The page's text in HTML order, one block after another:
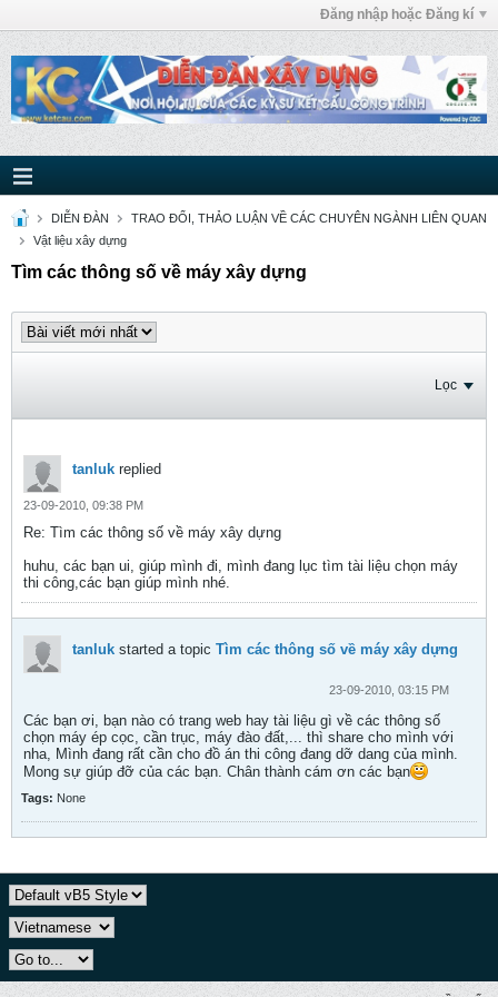
Đăng nhập hoặc Đăng kí
DIỄN ĐÀN
TRAO ĐỔI, THẢO LUẬN VỀ CÁC CHUYÊN NGÀNH LIÊN QUAN
Vật liệu xây dựng
Tìm các thông số về máy xây dựng
Lọc
tanluk replied
23-09-2010, 09:38 PM
Re: Tìm các thông số về máy xây dựng
huhu, các bạn ui, giúp mình đi, mình đang lục tìm tài liệu chọn máy
thi công,các bạn giúp mình nhé.
tanluk started a topic Tìm các thông số về máy xây dựng
23-09-2010, 03:15 PM
Các bạn ơi, bạn nào có trang web hay tài liệu gì về các thông số
chọn máy ép cọc, cần trục, máy đào đất,... thì share cho mình với
nha, Mình đang rất cần cho đồ án thi công đang dỡ dang của mình.
Mong sự giúp đỡ của các bạn. Chân thành cám ơn các bạn
Tags: None